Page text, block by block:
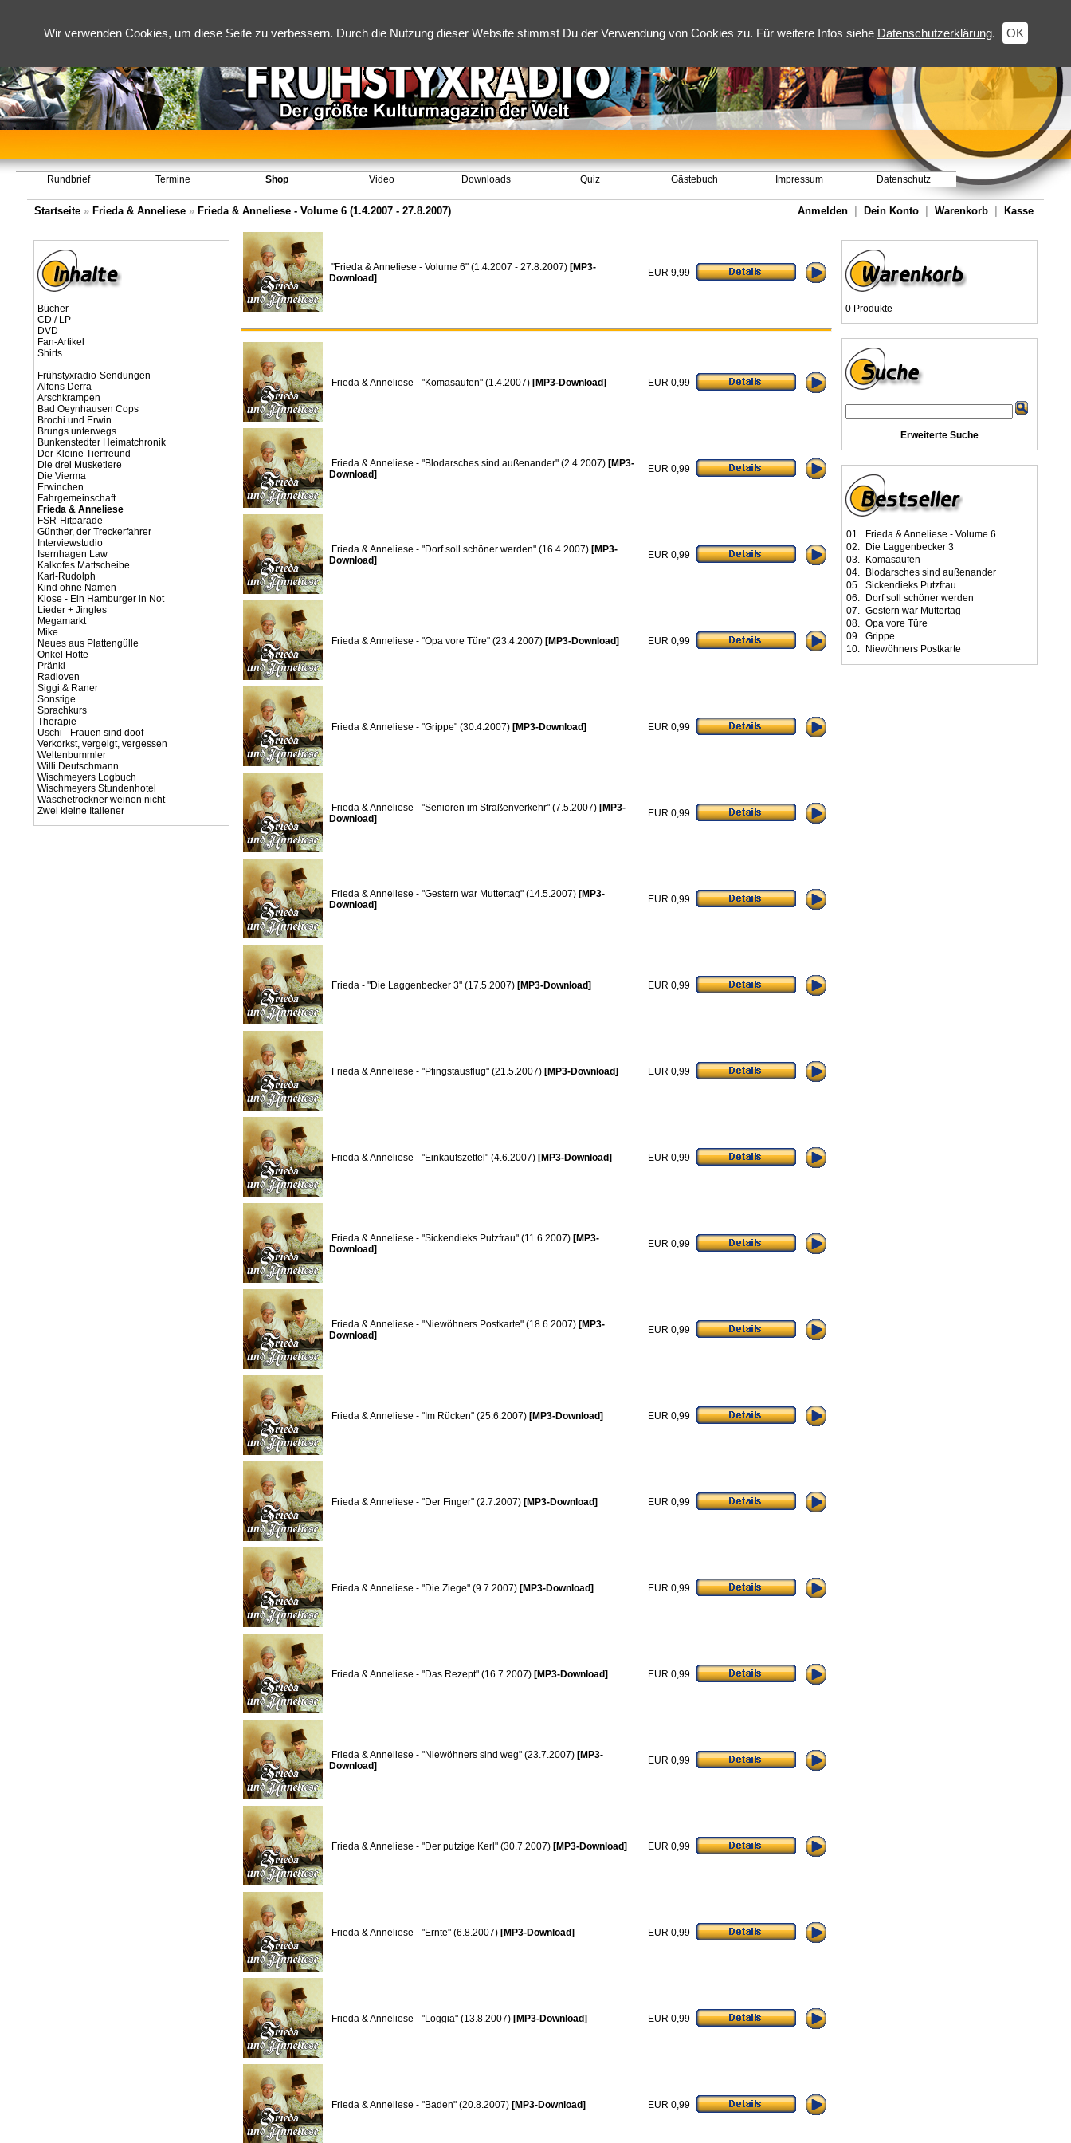
Wir verwenden Cookies, um diese Seite zu verbessern. Durch die Nutzung dieser Website stimmst Du der Verwendung von Cookies zu. Für weitere Infos siehe Datenschutzerklärung. OK
Rundbrief Termine Shop Video Downloads Quiz Gästebuch Impressum Datenschutz
Startseite » Frieda & Anneliese » Frieda & Anneliese - Volume 6 (1.4.2007 - 27.8.2007) Anmelden Dein Konto Warenkorb Kasse
Bücher
CD / LP
DVD
Fan-Artikel
Shirts
Frühstyxradio-Sendungen
Alfons Derra
Arschkrampen
Bad Oeynhausen Cops
Brochi und Erwin
Brungs unterwegs
Bunkenstedter Heimatchronik
Der Kleine Tierfreund
Die drei Musketiere
Die Vierma
Erwinchen
Fahrgemeinschaft
Frieda & Anneliese
FSR-Hitparade
Günther, der Treckerfahrer
Interviewstudio
Isernhagen Law
Kalkofes Mattscheibe
Karl-Rudolph
Kind ohne Namen
Klose - Ein Hamburger in Not
Lieder + Jingles
Megamarkt
Mike
Neues aus Plattengülle
Onkel Hotte
Pränki
Radioven
Siggi & Raner
Sonstige
Sprachkurs
Therapie
Uschi - Frauen sind doof
Verkorkst, vergeigt, vergessen
Weltenbummler
Willi Deutschmann
Wischmeyers Logbuch
Wischmeyers Stundenhotel
Wäschetrockner weinen nicht
Zwei kleine Italiener
"Frieda & Anneliese - Volume 6" (1.4.2007 - 27.8.2007) [MP3-
Download]
EUR 9,99
Frieda & Anneliese - "Komasaufen" (1.4.2007) [MP3-Download] EUR 0,99
Frieda & Anneliese - "Blodarsches sind außenander" (2.4.2007) [MP3-
Download]
EUR 0,99
Frieda & Anneliese - "Dorf soll schöner werden" (16.4.2007) [MP3-
Download]
EUR 0,99
Frieda & Anneliese - "Opa vore Türe" (23.4.2007) [MP3-Download] EUR 0,99
Frieda & Anneliese - "Grippe" (30.4.2007) [MP3-Download] EUR 0,99
Frieda & Anneliese - "Senioren im Straßenverkehr" (7.5.2007) [MP3-
Download]
EUR 0,99
Frieda & Anneliese - "Gestern war Muttertag" (14.5.2007) [MP3-
Download]
EUR 0,99
Frieda - "Die Laggenbecker 3" (17.5.2007) [MP3-Download] EUR 0,99
Frieda & Anneliese - "Pfingstausflug" (21.5.2007) [MP3-Download] EUR 0,99
Frieda & Anneliese - "Einkaufszettel" (4.6.2007) [MP3-Download] EUR 0,99
Frieda & Anneliese - "Sickendieks Putzfrau" (11.6.2007) [MP3-
Download]
EUR 0,99
Frieda & Anneliese - "Niewöhners Postkarte" (18.6.2007) [MP3-
Download]
EUR 0,99
Frieda & Anneliese - "Im Rücken" (25.6.2007) [MP3-Download] EUR 0,99
Frieda & Anneliese - "Der Finger" (2.7.2007) [MP3-Download] EUR 0,99
Frieda & Anneliese - "Die Ziege" (9.7.2007) [MP3-Download] EUR 0,99
Frieda & Anneliese - "Das Rezept" (16.7.2007) [MP3-Download] EUR 0,99
Frieda & Anneliese - "Niewöhners sind weg" (23.7.2007) [MP3-
Download]
EUR 0,99
Frieda & Anneliese - "Der putzige Kerl" (30.7.2007) [MP3-Download] EUR 0,99
Frieda & Anneliese - "Ernte" (6.8.2007) [MP3-Download] EUR 0,99
Frieda & Anneliese - "Loggia" (13.8.2007) [MP3-Download] EUR 0,99
Frieda & Anneliese - "Baden" (20.8.2007) [MP3-Download] EUR 0,99
0 Produkte
Erweiterte Suche
01.
Frieda & Anneliese - Volume 6
02.
Die Laggenbecker 3
03.
Komasaufen
04.
Blodarsches sind außenander
05. Sickendieks Putzfrau
06.
Dorf soll schöner werden
07. Gestern war Muttertag
08. Opa vore Türe
09. Grippe
10.
Niewöhners Postkarte